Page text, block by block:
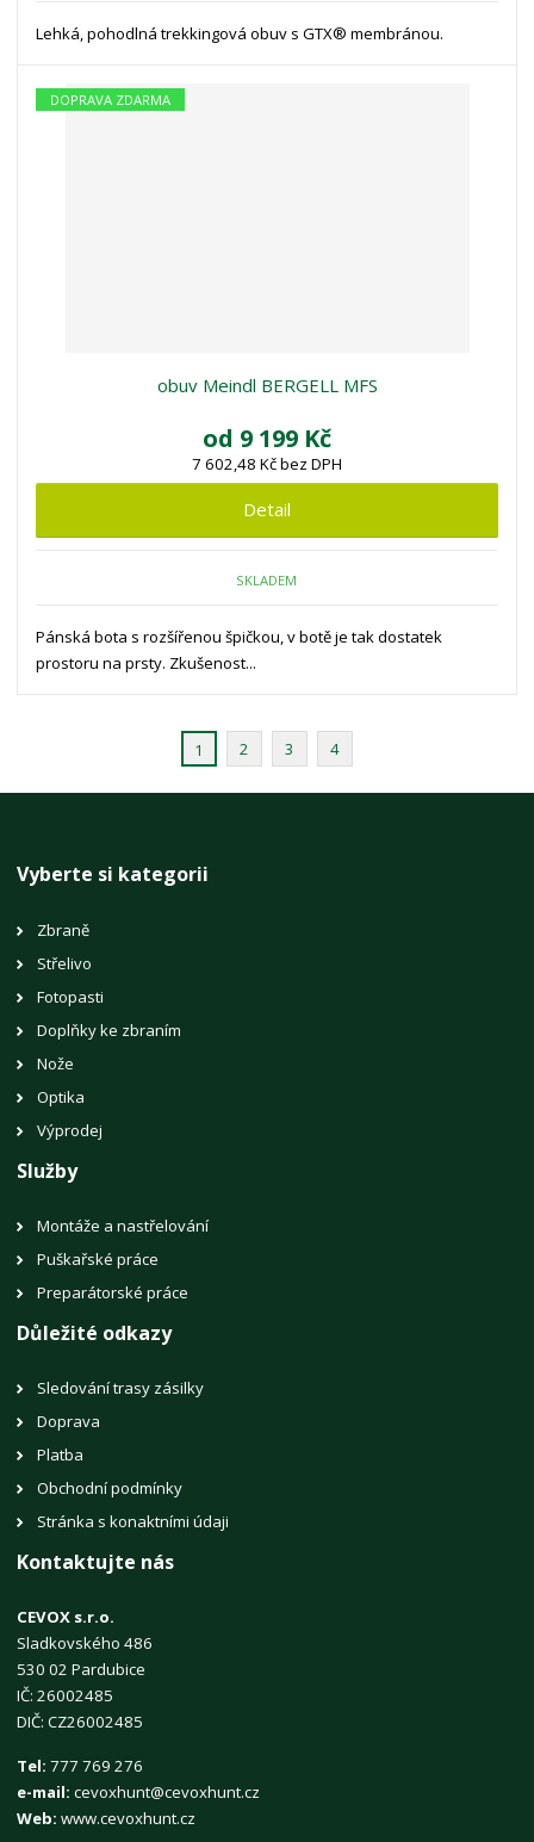
Lehká, pohodlná trekkingová obuv s GTX® membránou.
DOPRAVA ZDARMA
obuv Meindl BERGELL MFS
od 9 199 Kč
7 602,48 Kč bez DPH
Detail
SKLADEM
Pánská bota s rozšířenou špičkou, v botě je tak dostatek
prostoru na prsty. Zkušenost...
1 2 3 4
Vyberte si kategorii
Zbraně
Střelivo
Fotopasti
Doplňky ke zbraním
Nože
Optika
Výprodej
Služby
Montáže a nastřelování
Puškařské práce
Preparátorské práce
Důležité odkazy
Sledování trasy zásilky
Doprava
Platba
Obchodní podmínky
Stránka s konaktními údaji
Kontaktujte nás
CEVOX s.r.o.
Sladkovského 486
530 02 Pardubice
IČ: 26002485
DIČ: CZ26002485
Tel:777 769 276
e-mail: cevoxhunt@cevoxhunt.cz
Web: www.cevoxhunt.cz